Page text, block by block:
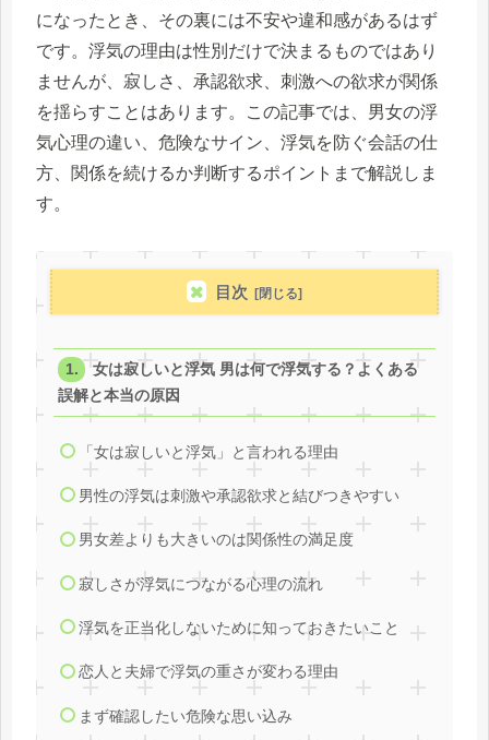
になったとき、その裏には不安や違和感があるはず
です。浮気の理由は性別だけで決まるものではあり
ませんが、寂しさ、承認欲求、刺激への欲求が関係
を揺らすことはあります。この記事では、男女の浮
気心理の違い、危険なサイン、浮気を防ぐ会話の仕
方、関係を続けるか判断するポイントまで解説しま
す。
目次
女は寂しいと浮気 男は何で浮気する？よくある
誤解と本当の原因
「女は寂しいと浮気」と言われる理由
男性の浮気は刺激や承認欲求と結びつきやすい
男女差よりも大きいのは関係性の満足度
寂しさが浮気につながる心理の流れ
浮気を正当化しないために知っておきたいこと
恋人と夫婦で浮気の重さが変わる理由
まず確認したい危険な思い込み